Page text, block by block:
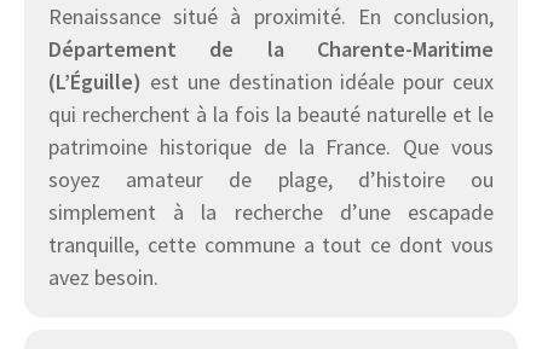
Renaissance situé à proximité. En conclusion,
Département de la Charente-Maritime
(L’Éguille) est une destination idéale pour ceux
qui recherchent à la fois la beauté naturelle et le
patrimoine historique de la France. Que vous
soyez amateur de plage, d’histoire ou
simplement à la recherche d’une escapade
tranquille, cette commune a tout ce dont vous
avez besoin.